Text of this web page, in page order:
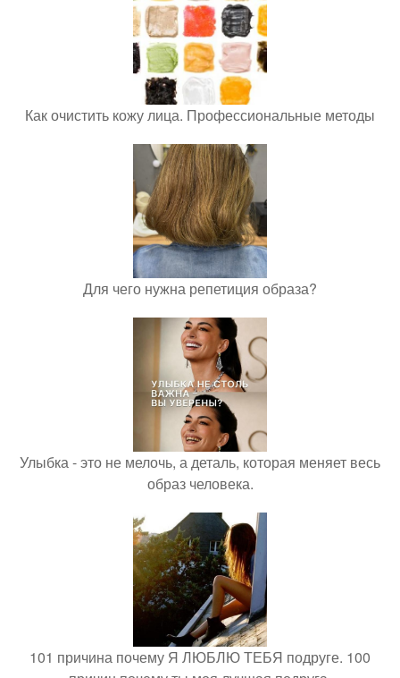
Как очистить кожу лица. Профессиональные методы
Для чего нужна репетиция образа?
Улыбка - это не мелочь, а деталь, которая меняет весь
образ человека.
101 причина почему Я ЛЮБЛЮ ТЕБЯ подруге. 100